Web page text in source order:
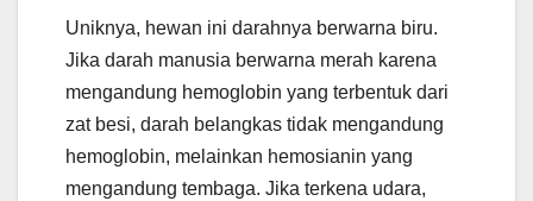
Uniknya, hewan ini darahnya berwarna biru.
Jika darah manusia berwarna merah karena
mengandung hemoglobin yang terbentuk dari
zat besi, darah belangkas tidak mengandung
hemoglobin, melainkan hemosianin yang
mengandung tembaga. Jika terkena udara,